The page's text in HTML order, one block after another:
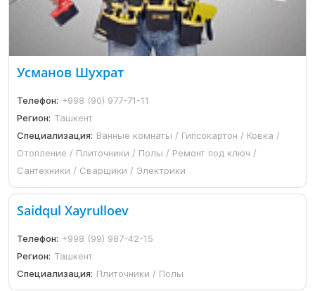
Усманов Шухрат
Телефон: +998 (90) 977-71-11
Регион: Ташкент
Специализация: Ванные комнаты / Гипсокартон / Ковка /
Отопление / Плиточники / Полы / Ремонт под ключ /
Сантехники / Сварщики / Электрики
Saidqul Xayrulloev
Телефон: +998 (99) 987-42-15
Регион: Ташкент
Специализация: Плиточники / Полы